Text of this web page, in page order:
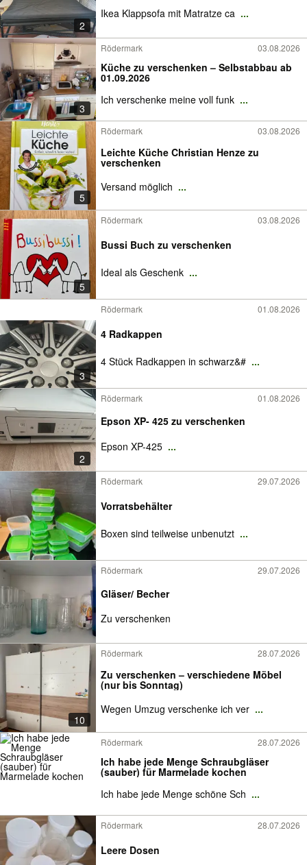
2
Ikea Klappsofa mit Matratze ca ...
3
Rödermark 03.08.2026
Küche zu verschenken – Selbstabbau ab
01.09.2026
Ich verschenke meine voll funk ...
5
Rödermark 03.08.2026
Leichte Küche Christian Henze zu
verschenken
Versand möglich ...
5
Rödermark 03.08.2026
Bussi Buch zu verschenken
Ideal als Geschenk ...
3
Rödermark 01.08.2026
4 Radkappen
4 Stück Radkappen in schwarz&# ...
2
Rödermark 01.08.2026
Epson XP- 425 zu verschenken
Epson XP-425 ...
Rödermark 29.07.2026
Vorratsbehälter
Boxen sind teilweise unbenutzt ...
Rödermark 29.07.2026
Gläser/ Becher
Zu verschenken
10
Rödermark 28.07.2026
Zu verschenken – verschiedene Möbel
(nur bis Sonntag)
Wegen Umzug verschenke ich ver ...
Rödermark 28.07.2026
Ich habe jede Menge Schraubgläser
(sauber) für Marmelade kochen
Ich habe jede Menge schöne Sch ...
Rödermark 28.07.2026
Leere Dosen